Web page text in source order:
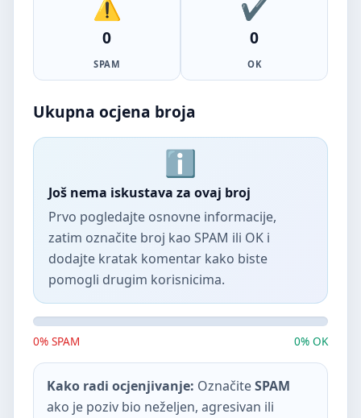
0
SPAM
0
OK
Ukupna ocjena broja
Još nema iskustava za ovaj broj
Prvo pogledajte osnovne informacije,
zatim označite broj kao SPAM ili OK i
dodajte kratak komentar kako biste
pomogli drugim korisnicima.
0% SPAM 0% OK
Kako radi ocjenjivanje: OznačiteSPAM
ako je poziv bio neželjen, agresivan ili